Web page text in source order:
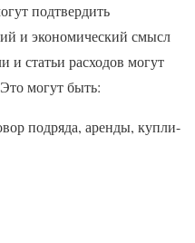
подтвердить
и экономический смысл
и статьи расходов могут
могут быть:
подряда, аренды, купли-